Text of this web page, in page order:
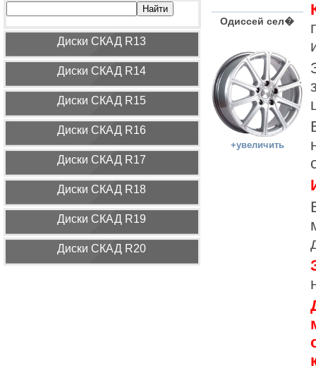
Диcки СКАД R13
Диcки СКАД R14
Диcки СКАД R15
Диcки СКАД R16
Диcки СКАД R17
Диcки СКАД R18
Диcки СКАД R19
Диcки СКАД R20
Одиссей сел�
+увеличить